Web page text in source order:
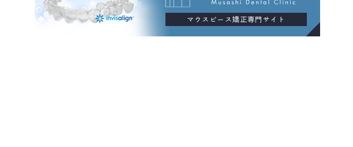
マウスピース矯正専門サイト